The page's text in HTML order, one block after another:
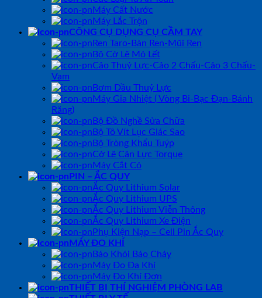
Máy Cất Nước
Máy Lắc Trộn
CÔNG CỤ DỤNG CỤ CẦM TAY
Ren Taro-Bàn Ren-Mũi Ren
Bộ Cờ Lê Mỏ Lết
Cảo Thuỷ Lực-Cảo 2 Chấu-Cảo 3 Chấu-
Vam
Bơm Dầu Thuỷ Lực
Máy Gia Nhiệt ( Vòng Bi-Bạc Đạn-Bánh
Răng)
Bộ Đồ Nghề Sửa Chữa
Bộ Tô Vít Lục Giác Sao
Bộ Tròng Khẩu Tuýp
Cờ Lê Cân Lực Torque
Máy Cắt Cỏ
PIN – ẮC QUY
Ắc Quy Lithium Solar
Ắc Quy Lithium UPS
Ắc Quy Lithium Viễn Thông
Ắc Quy Lithium Xe Điện
Phụ Kiện Nạp – Cell Pin Ắc Quy
MÁY ĐO KHÍ
Báo Khói Báo Cháy
Máy Đo Đa Khí
Máy Đo Khí Đơn
THIẾT BỊ THÍ NGHIỆM PHÒNG LAB